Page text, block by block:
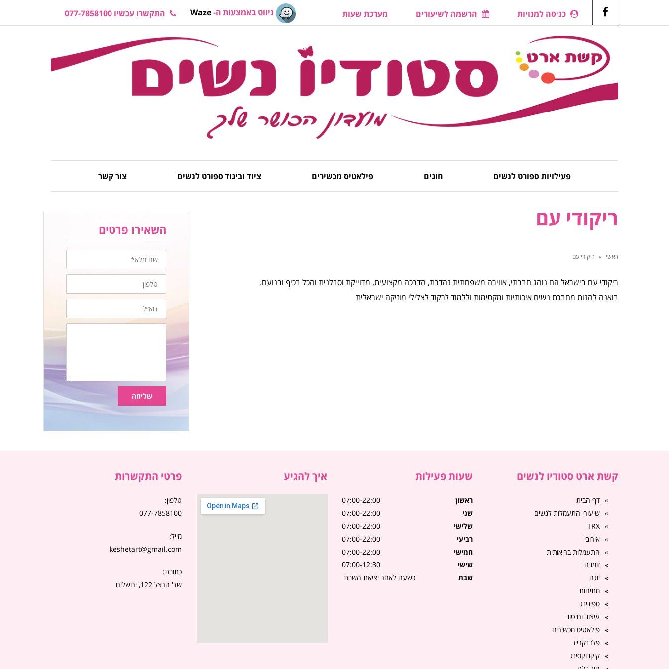
Facebook
כניסה למנויות הרשמה לשיעורים מערכת שעות ניווט באמצעות ה-Waze התקשרו עכשיו 077-7858100
פעילויות ספורט לנשים חוגים פילאטיס מכשירים ציוד וביגוד ספורט לנשים צור קשר
ריקודי עם
ראשי » ריקודי עם
ריקודי עם בישראל הם נוהג חברתי, אווירה משפחתית נהדרת, הדרכה מקצועית, מדוייקת וסבלנית והכל בכיף ובנועם.
בואנה להנות מחברת נשים איכותיות ומקסימות וללמוד לרקוד לצלילי מוזיקה ישראלית
השאירו פרטים
שם
מלא
טלפון
דוא״ל
הודעה
שליחה
קשת ארט סטודיו לנשים
דף הבית
שיעורי התעמלות לנשים
TRX
אירובי
התעמלות בריאותית
זומבה
יוגה
מתיחות
ספינינג
עיצוב וחיטוב
פילאטיס מכשירים
פלדנקרייז
קיקבוקסינג
שעות פעילות
ראשון
07:00-22:00
שני
07:00-22:00
שלישי
07:00-22:00
רביעי
07:00-22:00
חמישי
07:00-22:00
שישי
07:00-12:30
שבת
כשעה לאחר יציאת השבת
איך להגיע פרטי התקשרות
טלפון:
077-7858100
מייל:
keshetart@gmail.com
כתובת:
שד' הרצל 122, ירושלים